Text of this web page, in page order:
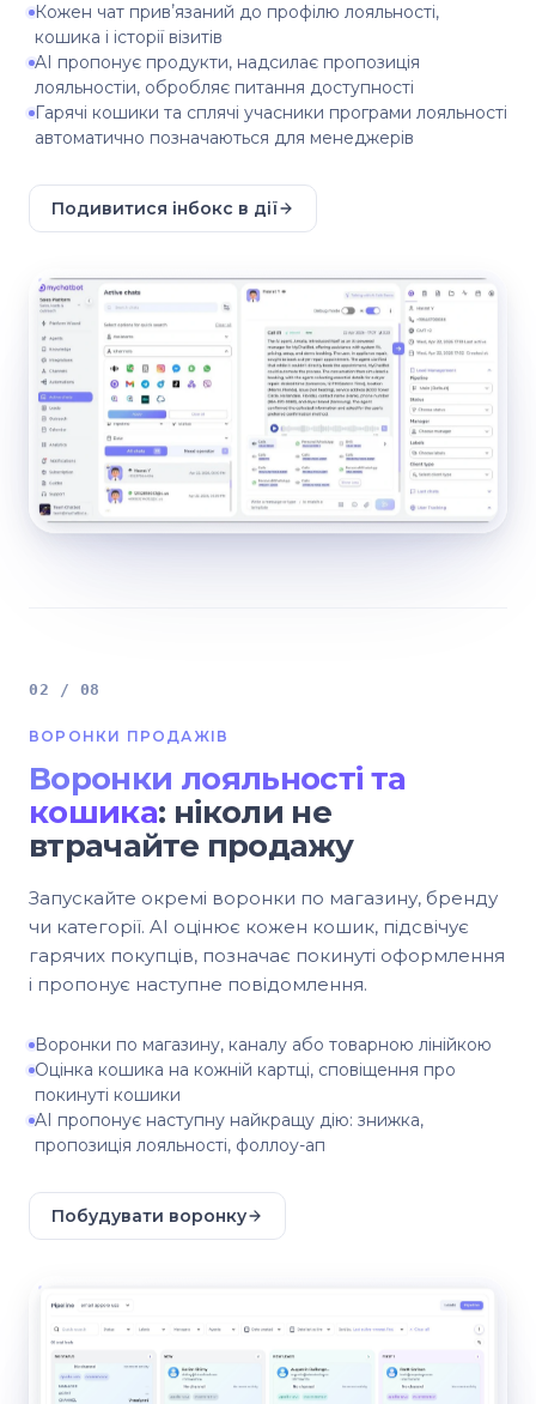
Кожен чат привʼязаний до профілю лояльності,
кошика і історії візитів
AI пропонує продукти, надсилає пропозиція
лояльностіи, обробляє питання доступності
Гарячі кошики та сплячі учасники програми лояльності
автоматично позначаються для менеджерів
Подивитися інбокс в дії
02 / 08
ВОРОНКИ ПРОДАЖІВ
Воронки лояльності та
кошика: ніколи не
втрачайте продажу
Запускайте окремі воронки по магазину, бренду
чи категорії. AI оцінює кожен кошик, підсвічує
гарячих покупців, позначає покинуті оформлення
і пропонує наступне повідомлення.
Воронки по магазину, каналу або товарною лінійкою
Оцінка кошика на кожній картці, сповіщення про
покинуті кошики
AI пропонує наступну найкращу дію: знижка,
пропозиція лояльності, фоллоу-ап
Побудувати воронку